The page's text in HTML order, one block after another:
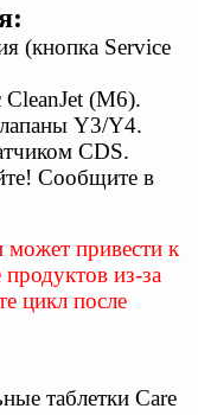
(кнопка Service
(M6).
Y3/Y4.
CDS.
Сообщите в
привести к
из-за
цикл после
таблетки Care